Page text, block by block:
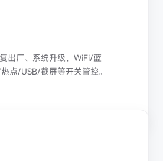
出厂、系统升级，WiFi/蓝
点/USB/截屏等开关管控。